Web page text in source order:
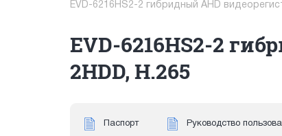
EVD-6216HS2-2 гибридный AHD
EVD-6216HS2-2
2HDD, H.265
Паспорт Руководство